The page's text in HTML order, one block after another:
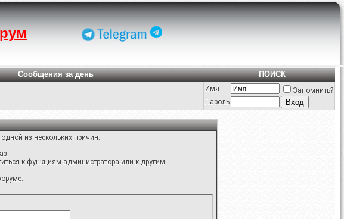
Сообщения за день
ПОИСК
Имя
Запомнить?
Пароль
из нескольких причин:
к функциям администратора или к другим